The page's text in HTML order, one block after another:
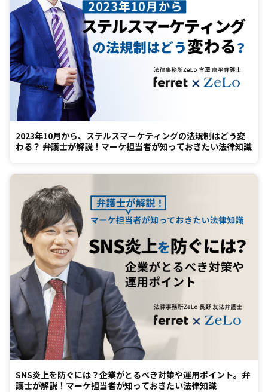
2023年10月から、ステルスマーケティングの法規制はどう変
わる？ 弁護士が解説！マーケ担当者が知っておきたい法律知識
SNS炎上を防ぐには？企業がとるべき対策や運用ポイント。弁
護士が解説！マーケ担当者が知っておきたい法律知識